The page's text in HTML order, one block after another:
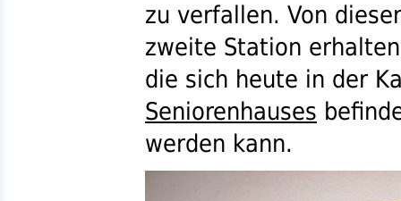
zu verfallen. Von
zweite Station
die sich heute in der
Seniorenhauses
werden kann.